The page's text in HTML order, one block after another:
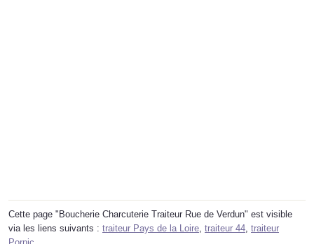
Cette page "Boucherie Charcuterie Traiteur Rue de Verdun" est visible
via les liens suivants : traiteur Pays de la Loire traiteur 44 traiteur